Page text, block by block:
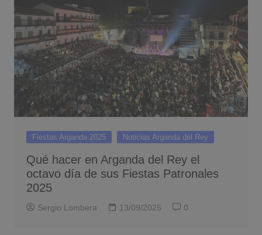
Fiestas Arganda 2025 Noticias Arganda del Rey
Qué hacer en Arganda del Rey el
octavo día de sus Fiestas Patronales
2025
Sergio Lombera 13/09/2025 0